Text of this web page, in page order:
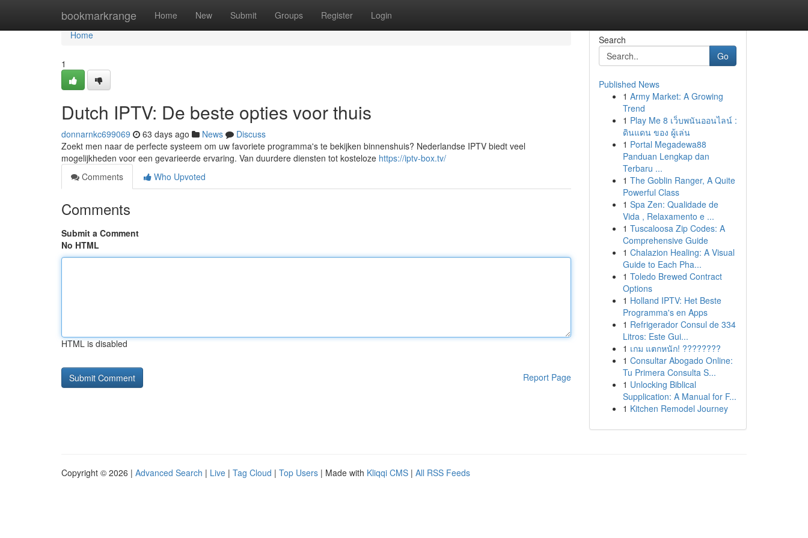
bookmarkrange Home New Submit Groups Register Login
Home
Home
1
Dutch IPTV: De beste opties voor thuis
donnarnkc699069 63 days ago News
Discuss
Zoekt men naar de perfecte systeem om uw favoriete programma's te bekijken binnenshuis? Nederlandse IPTV biedt veel
mogelijkheden voor een gevarieerde ervaring. Van duurdere diensten tot kosteloze https://iptv-box.tv/
Comments
Who Upvoted
Comments
Submit a Comment
No HTML
HTML is disabled
Report Page
Search
Go
Published News
1 Army Market: A Growing
Trend
1 Play Me 8 เว็บพนันออนไลน์ :
ดินแดน ของ ผู้เล่น
1 Portal Megadewa88
Panduan Lengkap dan
Terbaru ...
1 The Goblin Ranger, A Quite
Powerful Class
1 Spa Zen: Qualidade de
Vida , Relaxamento e ...
1 Tuscaloosa Zip Codes: A
Comprehensive Guide
1 Chalazion Healing: A Visual
Guide to Each Pha...
1 Toledo Brewed Contract
Options
1 Holland IPTV: Het Beste
Programma's en Apps
1 Refrigerador Consul de 334
Litros: Este Gui...
1 เกม แตกหนัก! ????????
1 Consultar Abogado Online:
Tu Primera Consulta S...
1 Unlocking Biblical
Supplication: A Manual for F...
1 Kitchen Remodel Journey
Copyright © 2026 | Advanced Search | Live | Tag Cloud | Top Users | Made with Kliqqi CMS | All RSS Feeds